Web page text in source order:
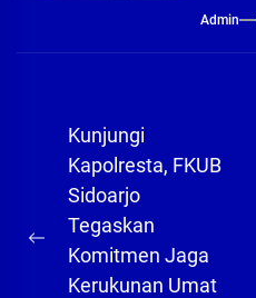
Admin
Navigasi
pos
Previous
post:
Kunjungi
Kapolresta, FKUB
Sidoarjo
Tegaskan
Komitmen Jaga
Kerukunan Umat